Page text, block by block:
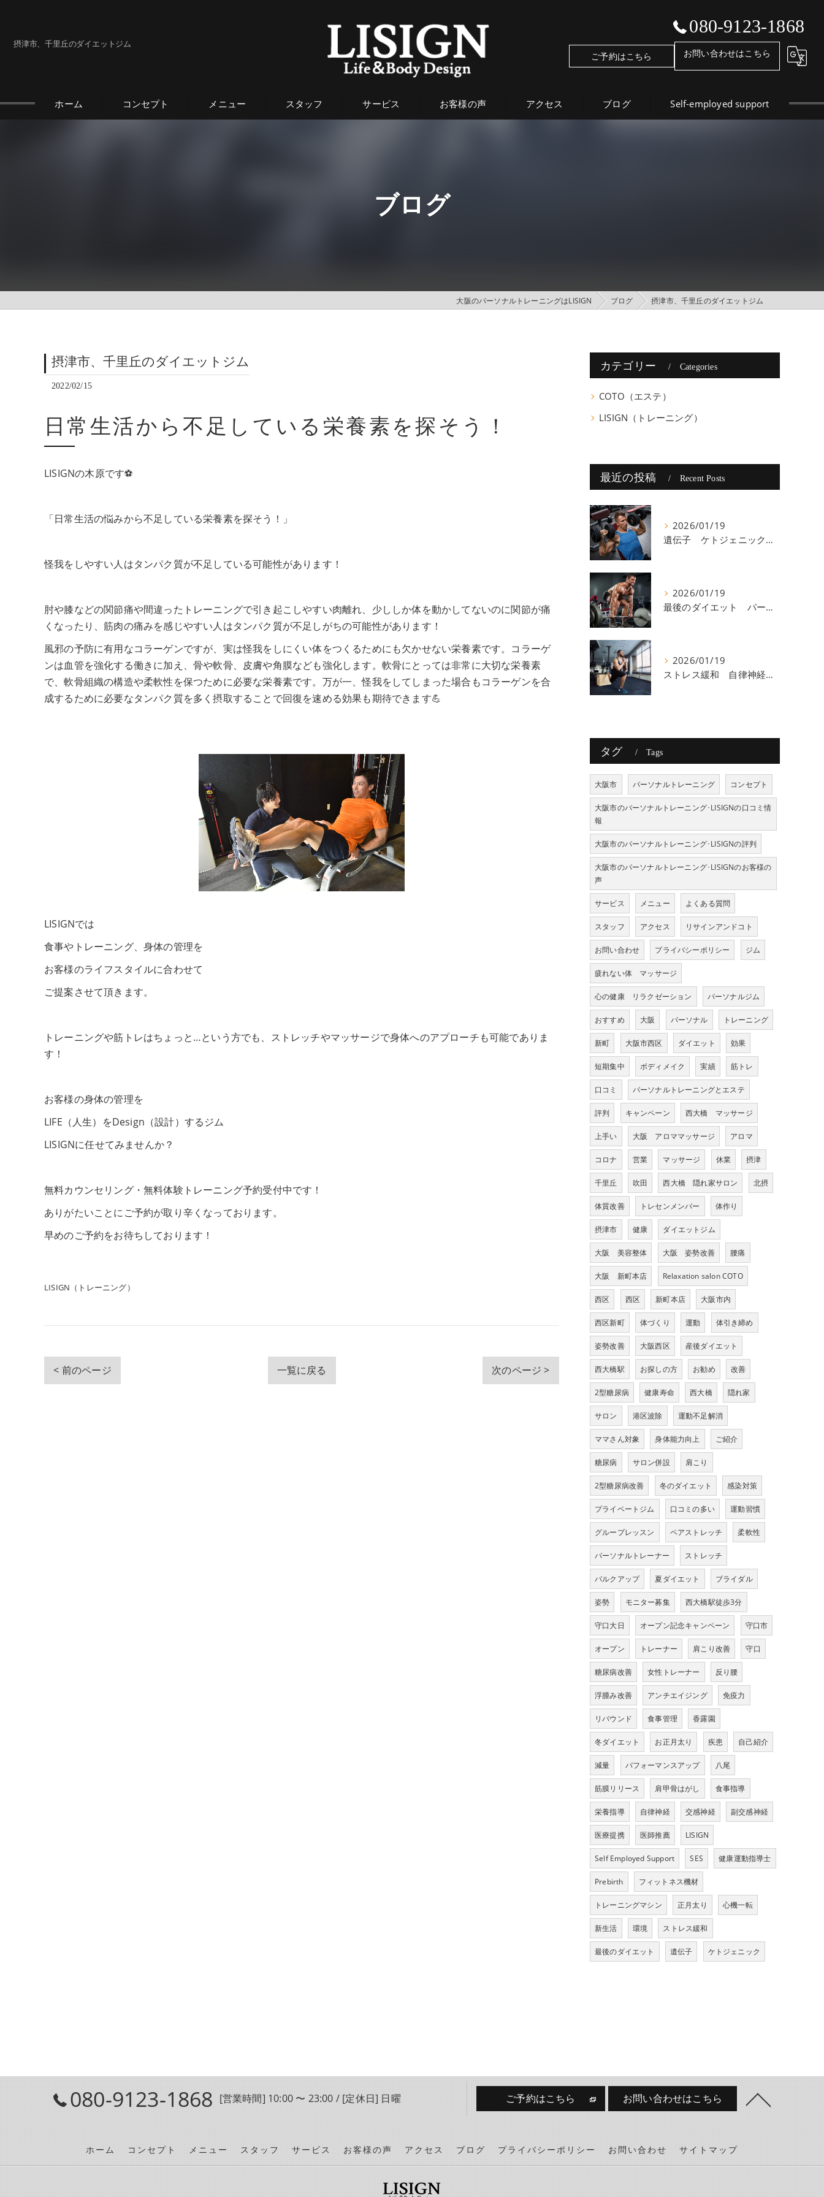
摂津市、千里丘のダイエットジム
080-9123-1868
ご予約はこちら お問い合わせはこちら
ホーム コンセプト メニュー スタッフ サービス お客様の声 アクセス ブログ Self-employed support
ブログ
大阪のパーソナルトレーニングはLISIGN ブログ 摂津市、千里丘のダイエットジム
摂津市、千里丘のダイエットジム
2022/02/15
日常生活から不足している栄養素を探そう！
LISIGNの木原です⚽️
「日常生活の悩みから不足している栄養素を探そう！」
怪我をしやすい人はタンパク質が不足している可能性があります！
肘や膝などの関節痛や間違ったトレーニングで引き起こしやすい肉離れ、少ししか体を動かしてないのに関節が痛
くなったり、筋肉の痛みを感じやすい人はタンパク質が不足しがちの可能性があります！
風邪の予防に有用なコラーゲンですが、実は怪我をしにくい体をつくるためにも欠かせない栄養素です。コラーゲ
ンは血管を強化する働きに加え、骨や軟骨、皮膚や角膜なども強化します。軟骨にとっては非常に大切な栄養素
で、軟骨組織の構造や柔軟性を保つために必要な栄養素です。万が一、怪我をしてしまった場合もコラーゲンを合
成するために必要なタンパク質を多く摂取することで回復を速める効果も期待できます💪
LISIGNでは
食事やトレーニング、身体の管理を
お客様のライフスタイルに合わせて
ご提案させて頂きます。
トレーニングや筋トレはちょっと…という方でも、ストレッチやマッサージで身体へのアプローチも可能でありま
す！
お客様の身体の管理を
LIFE（人生）をDesign（設計）するジム
LISIGNに任せてみませんか？
無料カウンセリング・無料体験トレーニング予約受付中です！
ありがたいことにご予約が取り辛くなっております。
早めのご予約をお待ちしております！
LISIGN（トレーニング）
< 前のページ 一覧に戻る 次のページ >
カテゴリー Categories
COTO（エステ）
LISIGN（トレーニング）
最近の投稿 Recent Posts
2026/01/19
遺伝子 ケトジェニック 八尾
2026/01/19
最後のダイエット パーソナルトレーニング 八尾
2026/01/19
ストレス緩和 自律神経 八尾
タグ Tags
大阪市 パーソナルトレーニング コンセプト
大阪市のパーソナルトレーニング･LISIGNの口コミ情
報
大阪市のパーソナルトレーニング･LISIGNの評判
大阪市のパーソナルトレーニング･LISIGNのお客様の
声
サービス メニュー よくある質問
スタッフ アクセス リサインアンドコト
お問い合わせ プライバシーポリシー ジム
疲れない体 マッサージ
心の健康 リラクゼーション パーソナルジム
おすすめ 大阪 パーソナル トレーニング
新町 大阪市西区 ダイエット 効果
短期集中 ボディメイク 実績 筋トレ
口コミ パーソナルトレーニングとエステ
評判 キャンペーン 西大橋 マッサージ
上手い 大阪 アロママッサージ アロマ
コロナ 営業 マッサージ 休業 摂津
千里丘 吹田 西大橋 隠れ家サロン 北摂
体質改善 トレセンメンバー 体作り
摂津市 健康 ダイエットジム
大阪 美容整体 大阪 姿勢改善 腰痛
大阪 新町本店 Relaxation salon COTO
西区 西区 新町本店 大阪市内
西区新町 体づくり 運動 体引き締め
姿勢改善 大阪西区 産後ダイエット
西大橋駅 お探しの方 お勧め 改善
2型糖尿病 健康寿命 西大橋 隠れ家
サロン 港区波除 運動不足解消
ママさん対象 身体能力向上 ご紹介
糖尿病 サロン併設 肩こり
2型糖尿病改善 冬のダイエット 感染対策
プライベートジム 口コミの多い 運動習慣
グループレッスン ペアストレッチ 柔軟性
パーソナルトレーナー ストレッチ
バルクアップ 夏ダイエット ブライダル
姿勢 モニター募集 西大橋駅徒歩3分
守口大日 オープン記念キャンペーン 守口市
オープン トレーナー 肩こり改善 守口
糖尿病改善 女性トレーナー 反り腰
浮腫み改善 アンチエイジング 免疫力
リバウンド 食事管理 香露園
冬ダイエット お正月太り 疾患 自己紹介
減量 パフォーマンスアップ 八尾
筋膜リリース 肩甲骨はがし 食事指導
栄養指導 自律神経 交感神経 副交感神経
医療提携 医師推薦 LISIGN
Self Employed Support SES 健康運動指導士
Prebirth フィットネス機材
トレーニングマシン 正月太り 心機一転
新生活 環境 ストレス緩和
最後のダイエット 遺伝子 ケトジェニック
080-9123-1868 [営業時間] 10:00 〜 23:00 / [定休日] 日曜 ご予約はこちら お問い合わせはこちら
ホーム コンセプト メニュー スタッフ サービス お客様の声 アクセス ブログ プライバシーポリシー お問い合わせ サイトマップ